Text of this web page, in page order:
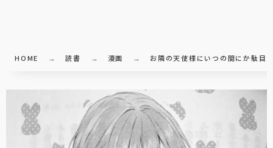
HOME 読書 漫画 お隣の天使様にいつの間にか駄目